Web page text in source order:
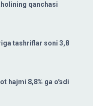
qanchasi
tashriflar soni 3,8
hajmi 8,8% ga o'sdi